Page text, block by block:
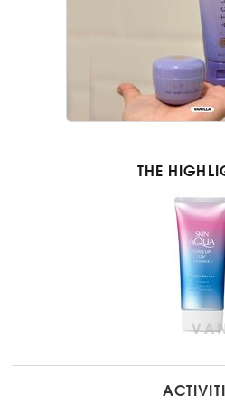
THE